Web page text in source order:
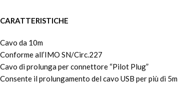
CARATTERISTICHE
Cavo da 10m
Conforme all’IMO SN/Circ.227
Cavo di prolunga per connettore “Pilot Plug”
Consente il prolungamento del cavo USB per più di 5m